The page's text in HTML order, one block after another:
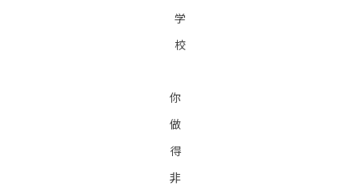
学
校
你
做
得
非